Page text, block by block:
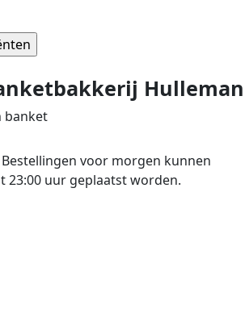
Hulleman
banket
Bestellingen voor morgen kunnen
23:00 uur geplaatst worden.